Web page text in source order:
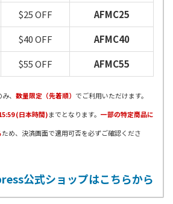
$25 OFF
AFMC25
$40 OFF
AFMC40
$55 OFF AFMC55
、 数量限定（先着順） でご利用いただけます。
(日本時間)までとなります。 一部の特定商品に
ため、決済画面で適用可否を必ずご確認くださ
公式ショップはこちらから